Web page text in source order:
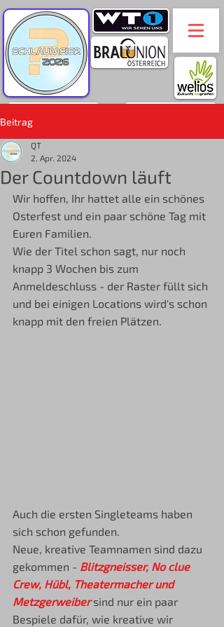
Beitrag
Der Countdown läuft
QT
2. Apr. 2024
Wir hoffen, Ihr hattet alle ein schönes
Osterfest und ein paar schöne Tag mit
Euren Familien.
Wie der Titel schon sagt, nur noch
knapp 3 Wochen bis zum
Anmeldeschluss - der Raster füllt sich
und bei einigen Locations wird's schon
knapp mit den freien Plätzen.
Auch die ersten Singleteams haben
sich schon gefunden.
Neue, kreative Teamnamen sind dazu
gekommen - Blitzgneisser, No clue
Crew, Hübl, Theatermacher und
Metzgerweiber sind nur ein paar
Bespiele dafür, wie kreative wir